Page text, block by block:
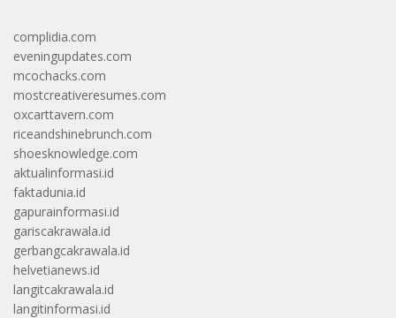
complidia.com
eveningupdates.com
mcochacks.com
mostcreativeresumes.com
oxcarttavern.com
riceandshinebrunch.com
shoesknowledge.com
aktualinformasi.id
faktadunia.id
gapurainformasi.id
gariscakrawala.id
gerbangcakrawala.id
helvetianews.id
langitcakrawala.id
langitinformasi.id